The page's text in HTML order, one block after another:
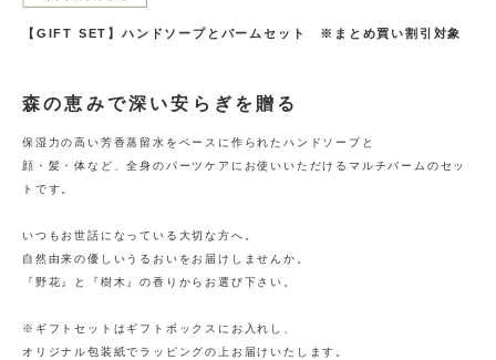
【GIFT SET】ハンドソープとバームセット ※まとめ買い割引対象
森の恵みで深い安らぎを贈る
保湿力の高い芳香蒸留水をベースに作られたハンドソープと
顔・髪・体など、全身のパーツケアにお使いいただけるマルチバームのセッ
トです。
いつもお世話になっている大切な方へ。
自然由来の優しいうるおいをお届けしませんか。
『野花』と『樹木』の香りからお選び下さい。
※ギフトセットはギフトボックスにお入れし、
オリジナル包装紙でラッピングの上お届けいたします。